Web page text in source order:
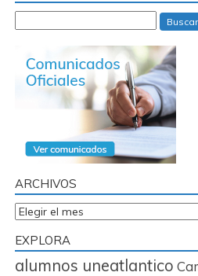
Buscar
ARCHIVOS
Archivos
EXPLORA
alumnos uneatlantico